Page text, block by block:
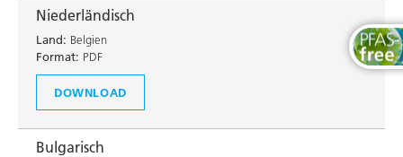
Niederländisch
Land: Belgien
Format: PDF
DOWNLOAD
Bulgarisch